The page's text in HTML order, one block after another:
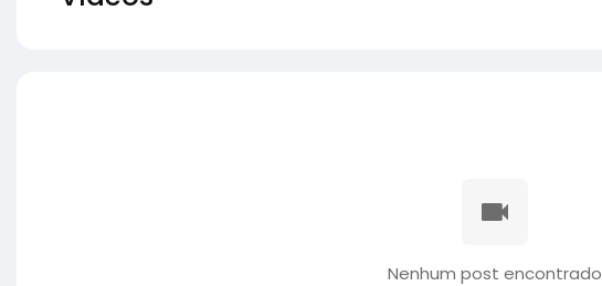
Nenhum post encontrado